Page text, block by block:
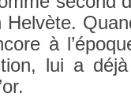
Helvète.
à
lui a